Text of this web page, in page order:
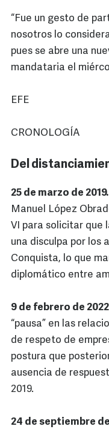
“Fue un gesto de
nosotros lo
pues se abre una
mandataria el
EFE
CRONOLOGÍA
Del
25 de marzo de 2019.
Manuel López
VI para solicitar que
una disculpa por los
Conquista, lo que
diplomático entre
9 de febrero de
“pausa” en las
de respeto de
postura que
ausencia de
2019.
24 de septiembre